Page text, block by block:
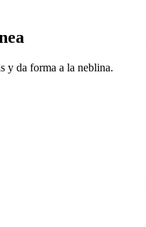
y da forma a la neblina.